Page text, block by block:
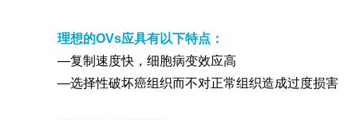
理想的OVs应具有以下特点：
—复制速度快，细胞病变效应高
—选择性破坏癌组织而不对正常组织造成过度损害